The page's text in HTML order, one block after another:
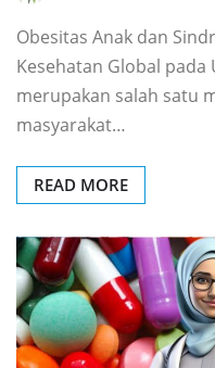
Obesitas Anak dan
Kesehatan Global pada
merupakan salah satu
masyarakat…
READ MORE